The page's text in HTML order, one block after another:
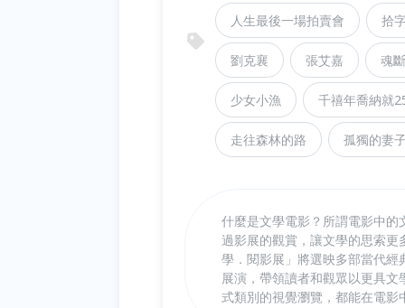
人生最後一場拍賣會 拾
劉克襄 張艾嘉 魂
少女小漁 千禧年喬納就
走往森林的路 孤獨的妻
什麼是文學電影？所謂電影中
過影展的觀賞，讓文學的思索
學．閱影展」將選映多部當代
展演，帶領讀者和觀眾以更具
式類別的視覺瀏覽，都能在電